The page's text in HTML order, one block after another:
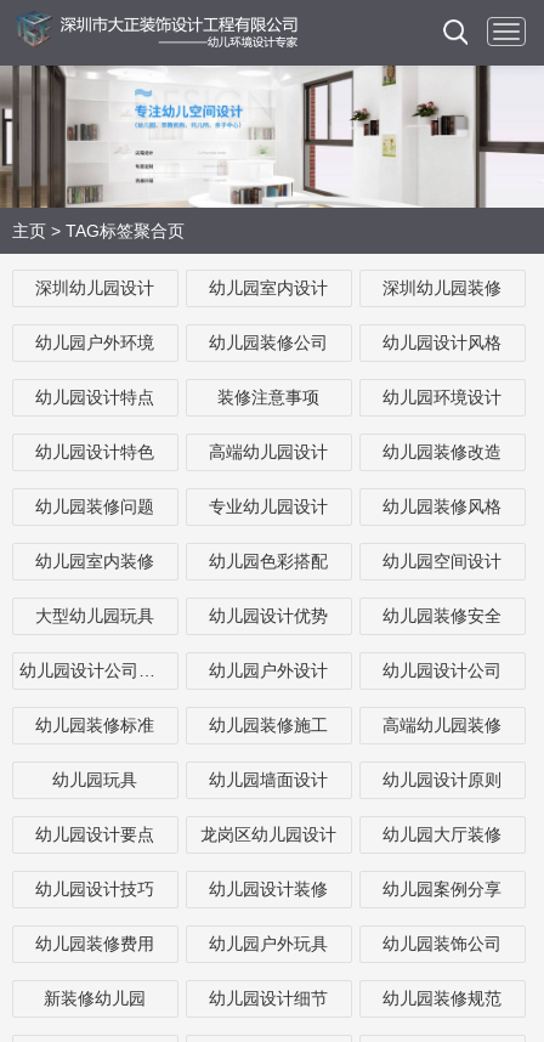
主页 > TAG标签聚合页
深圳幼儿园设计 幼儿园室内设计 深圳幼儿园装修
幼儿园户外环境 幼儿园装修公司 幼儿园设计风格
幼儿园设计特点 装修注意事项 幼儿园环境设计
幼儿园设计特色 高端幼儿园设计 幼儿园装修改造
幼儿园装修问题 专业幼儿园设计 幼儿园装修风格
幼儿园室内装修 幼儿园色彩搭配 幼儿园空间设计
大型幼儿园玩具 幼儿园设计优势 幼儿园装修安全
幼儿园户外设计 幼儿园设计公司
幼儿园装修标准 幼儿园装修施工 高端幼儿园装修
幼儿园玩具 幼儿园墙面设计 幼儿园设计原则
幼儿园设计要点 龙岗区幼儿园设计 幼儿园大厅装修
幼儿园设计技巧 幼儿园设计装修 幼儿园案例分享
幼儿园装修费用 幼儿园户外玩具 幼儿园装饰公司
新装修幼儿园 幼儿园设计细节 幼儿园装修规范